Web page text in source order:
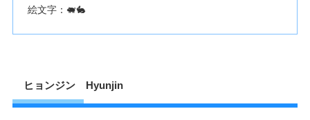
絵文字：🐖🐇
ヒョンジン Hyunjin